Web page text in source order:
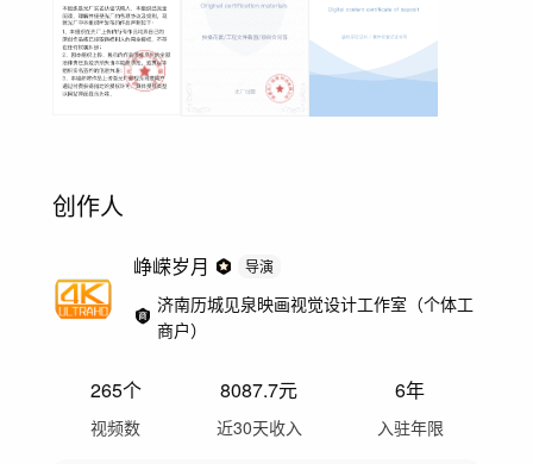
创作人
峥嵘岁月 导演
济南历城见泉映画视觉设计工作室（个体工
商户）
265个
视频数
8087.7元
近30天收入
6年
入驻年限